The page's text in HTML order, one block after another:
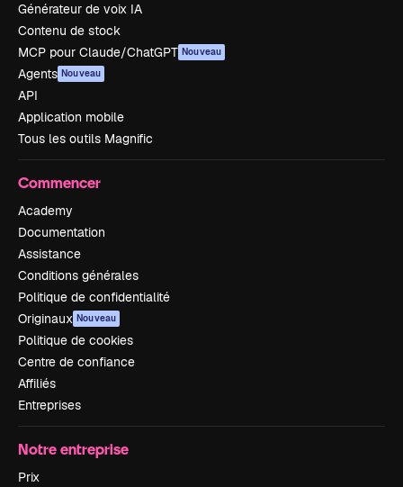
Générateur de voix IA
Contenu de stock
MCP pour Claude/ChatGPT Nouveau
Agents Nouveau
API
Application mobile
Tous les outils Magnific
Commencer
Academy
Documentation
Assistance
Conditions générales
Politique de confidentialité
Originaux Nouveau
Politique de cookies
Centre de confiance
Affiliés
Entreprises
Notre entreprise
Prix